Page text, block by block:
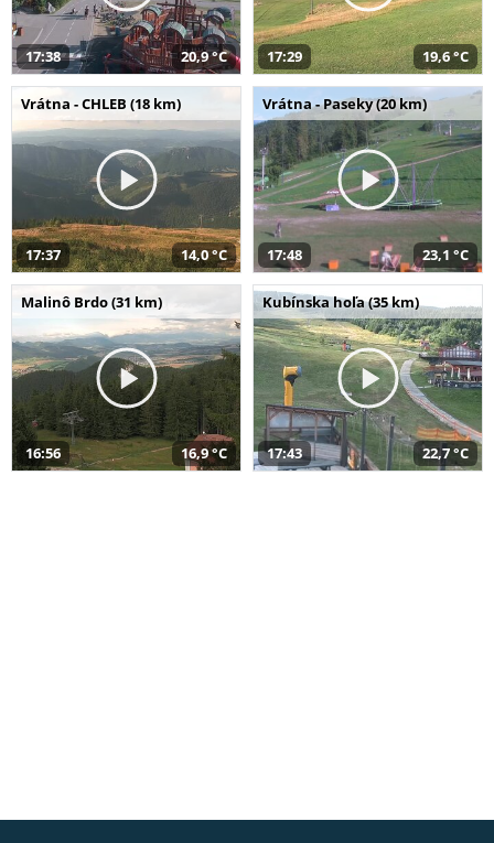
17:38 20,9 °C 17:29 19,6 °C
Vrátna - CHLEB (18 km)
17:37 14,0 °C
Vrátna - Paseky (20 km)
17:48 23,1 °C
Malinô Brdo (31 km)
16:56 16,9 °C
Kubínska hoľa (35 km)
17:43 22,7 °C